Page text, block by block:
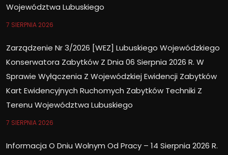
Województwa Lubuskiego
7 SIERPNIA 2026
Zarządzenie Nr 3/2026 [WEZ] Lubuskiego Wojewódzkiego
Konserwatora Zabytków Z Dnia 06 Sierpnia 2026 R. W
Sprawie Wyłączenia Z Wojewódzkiej Ewidencji Zabytków
Kart Ewidencyjnych Ruchomych Zabytków Techniki Z
Terenu Województwa Lubuskiego
7 SIERPNIA 2026
Informacja O Dniu Wolnym Od Pracy – 14 Sierpnia 2026 R.